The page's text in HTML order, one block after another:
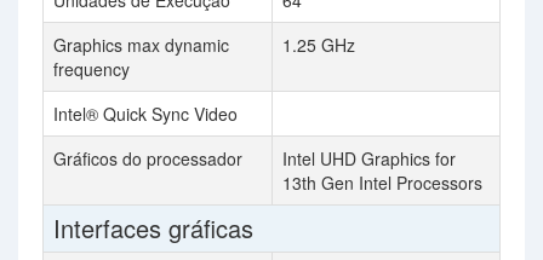
Graphics max dynamic
frequency
1.25 GHz
Intel® Quick Sync Video
Gráficos do processador
Intel UHD Graphics for
13th Gen Intel Processors
Interfaces gráficas